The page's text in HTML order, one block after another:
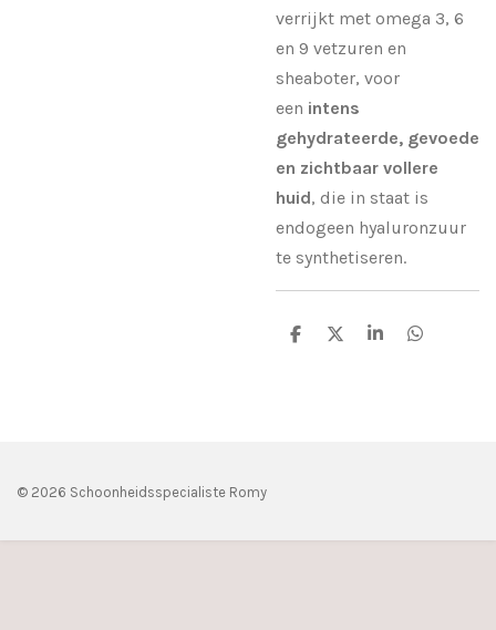
verrijkt met omega 3, 6
en 9 vetzuren en
sheaboter, voor
een intens
gehydrateerde, gevoede
en zichtbaar vollere
huid, die in staat is
endogeen hyaluronzuur
te synthetiseren.
D
D
S
D
© 2026 Schoonheidsspecialiste Romy